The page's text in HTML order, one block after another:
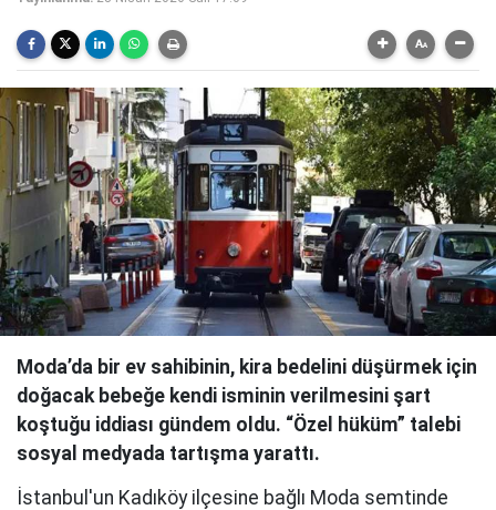
Moda’da bir ev sahibinin, kira bedelini düşürmek için
doğacak bebeğe kendi isminin verilmesini şart
koştuğu iddiası gündem oldu. “Özel hüküm” talebi
sosyal medyada tartışma yarattı.
İstanbul'un Kadıköy ilçesine bağlı Moda semtinde